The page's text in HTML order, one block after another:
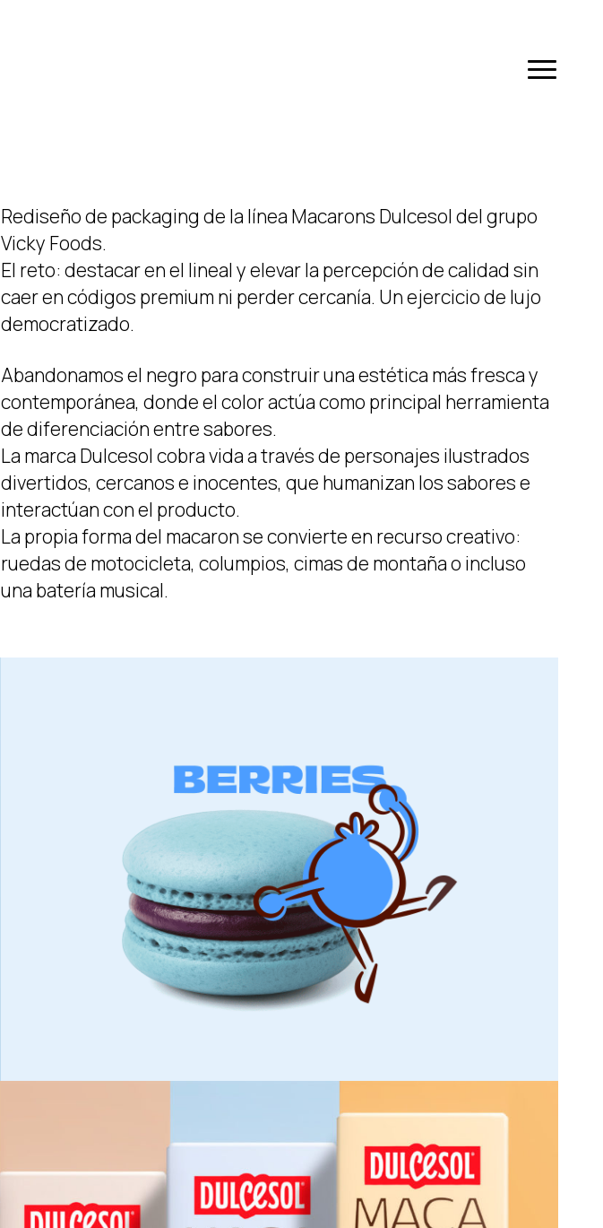
Menu
Rediseño de packaging de la línea Macarons Dulcesol del grupo
Vicky Foods.
El reto: destacar en el lineal y elevar la percepción de calidad sin
caer en códigos premium ni perder cercanía. Un ejercicio de lujo
democratizado.
Abandonamos el negro para construir una estética más fresca y
contemporánea, donde el color actúa como principal herramienta
de diferenciación entre sabores.
La marca Dulcesol cobra vida a través de personajes ilustrados
divertidos, cercanos e inocentes, que humanizan los sabores e
interactúan con el producto.
La propia forma del macaron se convierte en recurso creativo:
ruedas de motocicleta, columpios, cimas de montaña o incluso
una batería musical.